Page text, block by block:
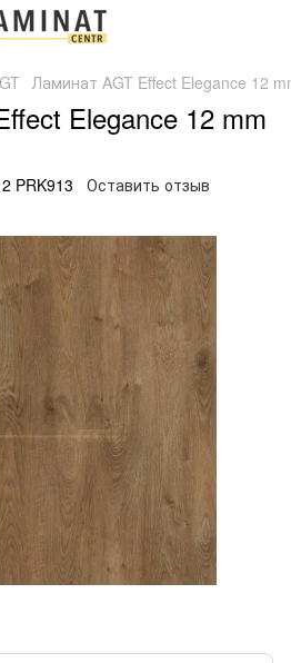
Ламинат AGT Effect Elegance 12
Elegance 12 mm
PRK913 Оставить отзыв